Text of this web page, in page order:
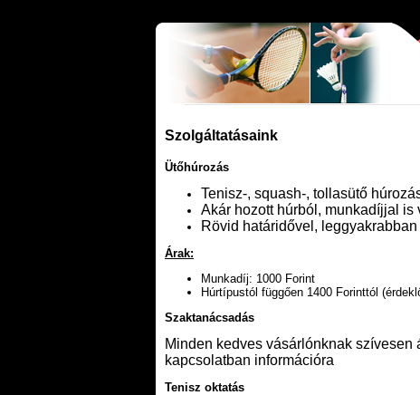
Szolgáltatásaink
Ütőhúrozás
Tenisz-, squash-, tollasütő
Akár hozott húrból, munkadíjjal is
Rövid határidővel,
Árak:
Munkadíj: 1000 Forint
Húrtípustól függően 1400 Forinttól
Szaktanácsadás
Minden kedves vásárlónknak
kapcsolatban információra
Tenisz oktatás